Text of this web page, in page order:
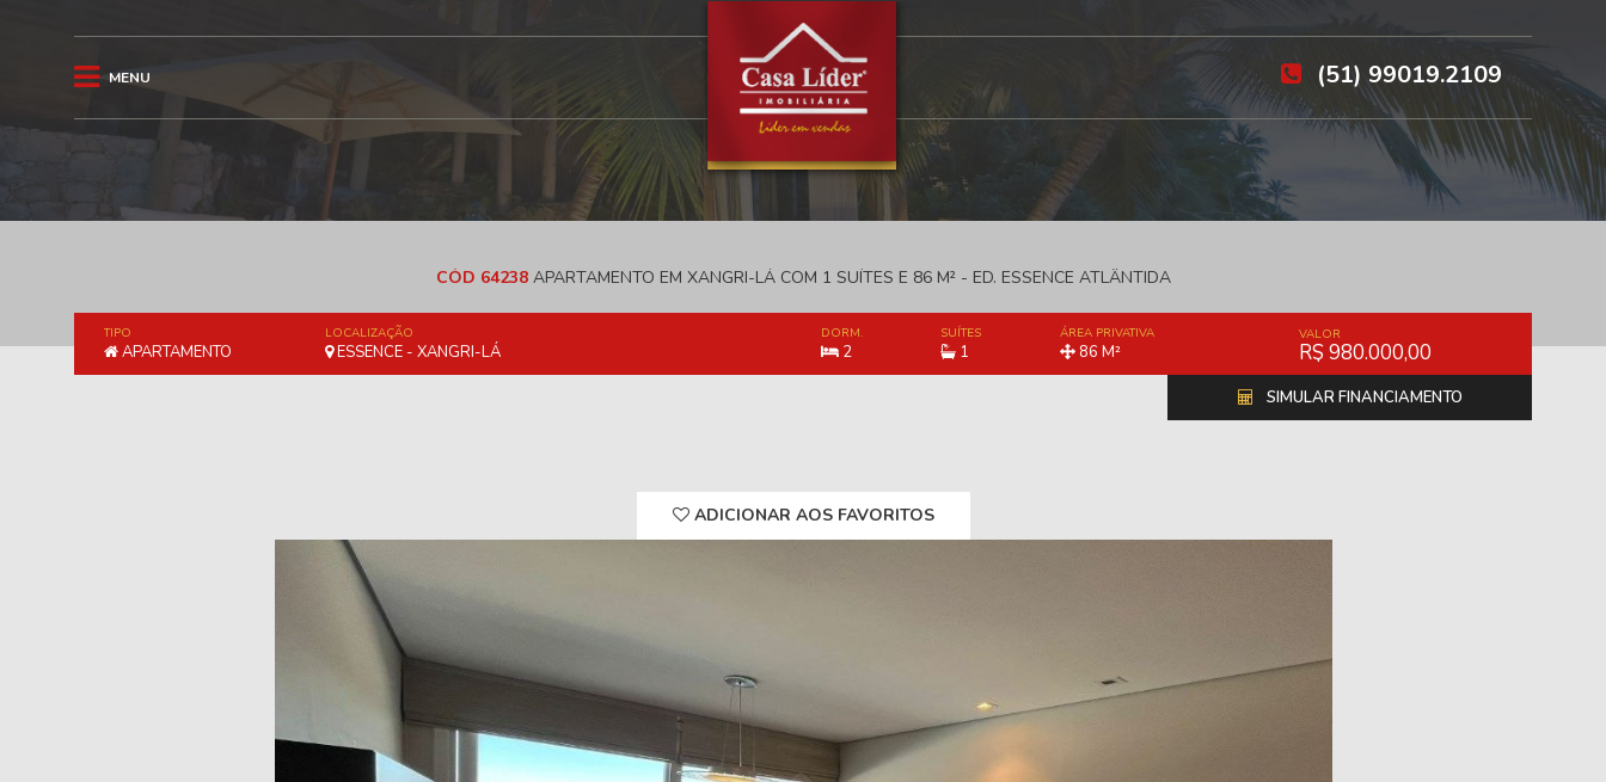
MENU (51) 99019.2109
CÓD 64238APARTAMENTO EM XANGRI-LÁ COM 1 SUÍTES E 86 M² - ED. ESSENCE ATLÂNTIDA
TIPO
APARTAMENTO
LOCALIZAÇÃO
ESSENCE - XANGRI-LÁ
DORM.
2
SUÍTES
1
ÁREA PRIVATIVA
86 M²
VALOR
R$ 980.000,00
SIMULAR FINANCIAMENTO
ADICIONAR AOS FAVORITOS